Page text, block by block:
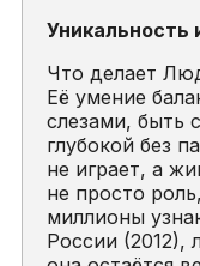
Уникальность
Что делает
Её умение
слезами, быть
глубокой без
не играет, а
не просто
миллионы
России (2012),